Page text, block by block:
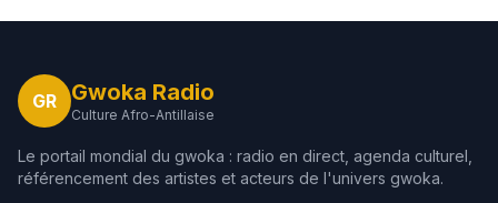
GR Gwoka Radio
Culture Afro-Antillaise
Le portail mondial du gwoka : radio en direct, agenda culturel,
référencement des artistes et acteurs de l'univers gwoka.